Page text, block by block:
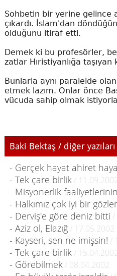
Sohbetin bir yerine gelince
çıkardı. İslam'dan
olduğunu itiraf etti.
Demek ki bu profesörler,
zatlar Hıristiyanlığa
Bunlarla aynı paralelde
etmek lazım. Onlar önce
vücuda sahip olmak
Baki Bektaş / diğer yazıları
- Gerçek hayat ahiret
- Tek çare birlik/
- Misyonerlik
- Halkımız çok iyi bir
- Derviş'e göre deniz bitti /
- Aziz ol, Elazığ/ 17.05.2002
- Kayseri, sen ne imişsin! /
- Tek çare birlik/
- Görebilmek/ 08.04.2002